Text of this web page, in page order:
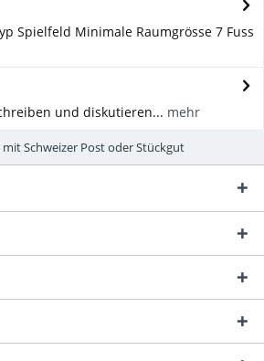
Spielfeld Minimale Raumgrösse 7 Fuss
und diskutieren... mehr
mit Schweizer Post oder Stückgut